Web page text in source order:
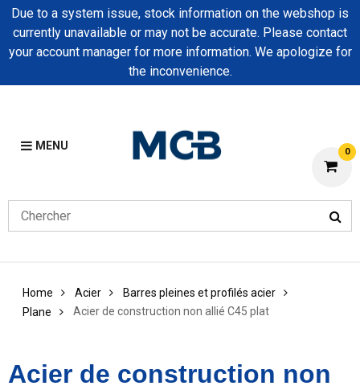
Due to a system issue, stock information on the webshop is
currently unavailable or may not be accurate. Please contact
your account manager for more information. We apologize for
the inconvenience.
MENU 0
Home Acier
Barres pleines et profilés acier
Plane
Acier de construction non allié C45 plat
Acier de construction non